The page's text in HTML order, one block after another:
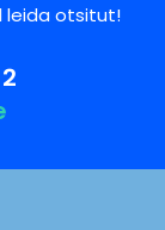
leida otsitut!